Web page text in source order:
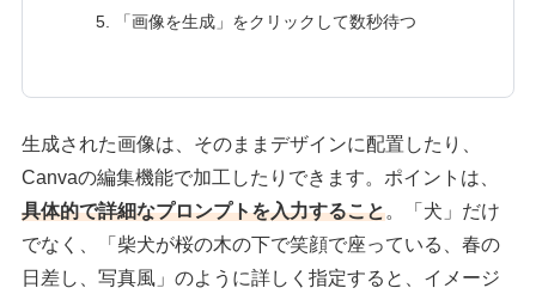
「画像を生成」をクリックして数秒待つ
生成された画像は、そのままデザインに配置したり、
Canvaの編集機能で加工したりできます。ポイントは、
具体的で詳細なプロンプトを入力すること。「犬」だけ
でなく、「柴犬が桜の木の下で笑顔で座っている、春の
日差し、写真風」のように詳しく指定すると、イメージ